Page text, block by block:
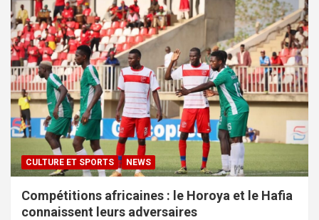
CULTURE ET SPORTS NEWS
Compétitions africaines : le Horoya et le Hafia
connaissent leurs adversaires